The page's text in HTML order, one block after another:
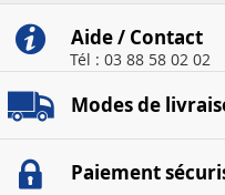
Aide / Contact
Tél : 03 88 58 02 02
Modes de
Paiement